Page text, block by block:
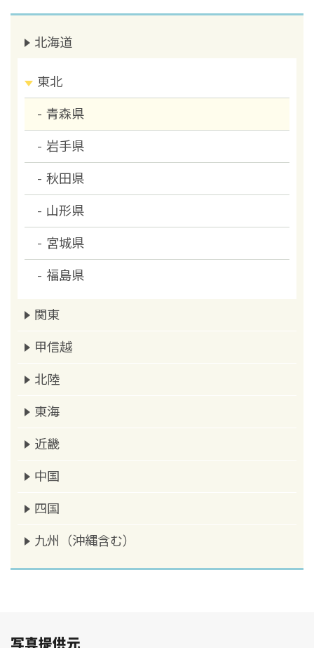
北海道
東北
青森県
岩手県
秋田県
山形県
宮城県
福島県
関東
甲信越
北陸
東海
近畿
中国
四国
九州（沖縄含む）
写真提供元